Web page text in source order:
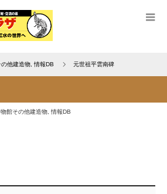
他建造物 情報DB 元世祖平雲南碑
館その他建造物 情報DB